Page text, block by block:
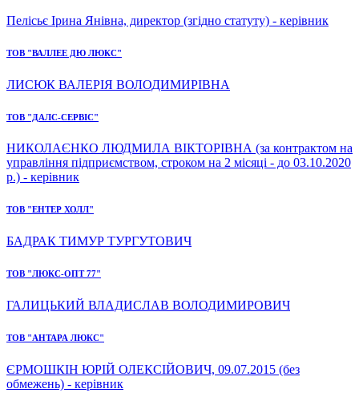
Пелісьє Ірина Янівна, директор (згідно статуту) - керівник
ТОВ "ВАЛЛЕЕ ДЮ ЛЮКС"
ЛИСЮК ВАЛЕРІЯ ВОЛОДИМИРІВНА
ТОВ "ДАЛС-СЕРВІС"
НИКОЛАЄНКО ЛЮДМИЛА ВІКТОРІВНА (за контрактом на
управління підприємством, строком на 2 місяці - до 03.10.2020
р.) - керівник
ТОВ "ЕНТЕР ХОЛЛ"
БАДРАК ТИМУР ТУРГУТОВИЧ
ТОВ "ЛЮКС-ОПТ 77"
ГАЛИЦЬКИЙ ВЛАДИСЛАВ ВОЛОДИМИРОВИЧ
ТОВ "АНТАРА ЛЮКС"
ЄРМОШКІН ЮРІЙ ОЛЕКСІЙОВИЧ, 09.07.2015 (без
обмежень) - керівник